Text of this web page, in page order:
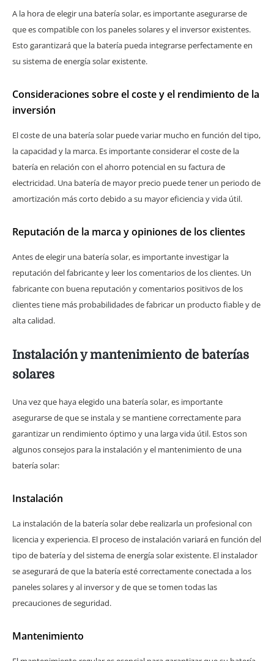
A la hora de elegir una batería solar, es importante asegurarse de
que es compatible con los paneles solares y el inversor existentes.
Esto garantizará que la batería pueda integrarse perfectamente en
su sistema de energía solar existente.
Consideraciones sobre el coste y el rendimiento de la
inversión
El coste de una batería solar puede variar mucho en función del tipo,
la capacidad y la marca. Es importante considerar el coste de la
batería en relación con el ahorro potencial en su factura de
electricidad. Una batería de mayor precio puede tener un periodo de
amortización más corto debido a su mayor eficiencia y vida útil.
Reputación de la marca y opiniones de los clientes
Antes de elegir una batería solar, es importante investigar la
reputación del fabricante y leer los comentarios de los clientes. Un
fabricante con buena reputación y comentarios positivos de los
clientes tiene más probabilidades de fabricar un producto fiable y de
alta calidad.
Instalación y mantenimiento de baterías
solares
Una vez que haya elegido una batería solar, es importante
asegurarse de que se instala y se mantiene correctamente para
garantizar un rendimiento óptimo y una larga vida útil. Estos son
algunos consejos para la instalación y el mantenimiento de una
batería solar:
Instalación
La instalación de la batería solar debe realizarla un profesional con
licencia y experiencia. El proceso de instalación variará en función del
tipo de batería y del sistema de energía solar existente. El instalador
se asegurará de que la batería esté correctamente conectada a los
paneles solares y al inversor y de que se tomen todas las
precauciones de seguridad.
Mantenimiento